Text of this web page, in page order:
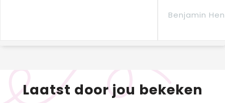
Benjamin
Laatst door jou bekeken